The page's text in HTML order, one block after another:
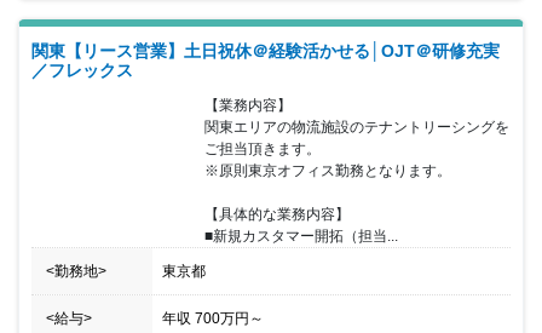
ンを得意とする人財 ・会社横断的な視点を有すると人財 ・前例等
にとらわれず常に革新的なことに取り組む人財 ・チームプレーを重
視しつつ、変化に対してスピード感をもって 前向きに取組める人財
・圧倒的な成長を求める意欲高い人財
関東【リース営業】土日祝休＠経験活かせる│OJT＠研修充実
／フレックス
【業務内容】
関東エリアの物流施設のテナントリーシングを
ご担当頂きます。
※原則東京オフィス勤務となります。
【具体的な業務内容】
■新規カスタマー開拓（担当...
<勤務地> 東京都
<給与> 年収 700万円 ～